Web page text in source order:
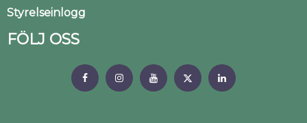
Styrelseinlogg
FÖLJ OSS